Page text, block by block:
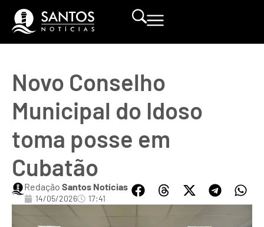
Novo Conselho
Municipal do Idoso
toma posse em
Cubatão
Redação Santos Notícias
14/05/2026 17:41